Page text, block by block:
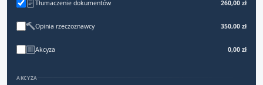
Tłumaczenie dokumentów 260,00 zł
Opinia rzeczoznawcy 350,00 zł
Akcyza 0,00 zł
AKCYZA